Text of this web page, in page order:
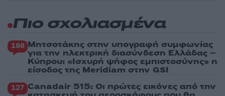
Πιο σχολιασμένα
198 Μητσοτάκης στην υπογραφή συμφωνίας
για την ηλεκτρική διασύνδεση Ελλάδας –
Κύπρου: «Ισχυρή ψήφος εμπιστοσύνης» η
είσοδος της Meridiam στην GSI
127 Canadair 515: Οι πρώτες εικόνες από την